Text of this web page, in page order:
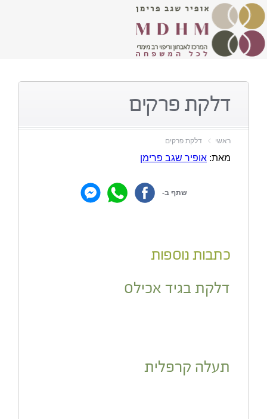
דלקת פרקים
ראשי דלקת פרקים
מאת: אופיר שגב פרימן
שתף ב-
כתבות נוספות
דלקת בגיד אכילס
תעלה קרפלית